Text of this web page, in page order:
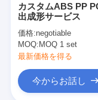
カスタムABS PP
出成形サービス
価格:negotiable
MOQ: MOQ 1 set
最新価格を得る
今からお話し